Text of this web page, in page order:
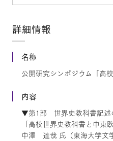
詳細情報
名称
公開研究シンポジウム「高
内容
▼第1部 世界史教科書記述
「高校世界史教科書と中東
中澤 達哉 氏（東海大学文